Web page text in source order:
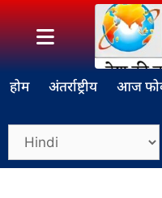
होम अंतर्राष्ट्रीय आज